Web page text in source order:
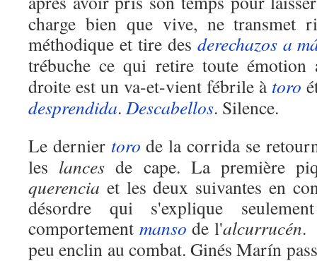
charge bien que vive, ne transmet
méthodique et tire des derechazos a
trébuche ce qui retire toute
droite est un va-et-vient fébrile à toro
desprendida. Descabellos. Silence.
Le dernier toro de la corrida se
les lances de cape. La première
querencia et les deux suivantes en
désordre qui s'explique
comportement manso de l'alcurrucén.
peu enclin au combat. Ginés Marín